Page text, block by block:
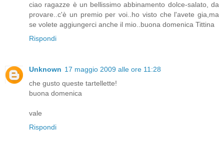
ciao ragazze è un bellissimo abbinamento dolce-salato, da
provare..c'è un premio per voi..ho visto che l'avete gia,ma
se volete aggiungerci anche il mio..buona domenica Tittina
Rispondi
Unknown 17 maggio 2009 alle ore 11:28
che gusto queste tartellette!
buona domenica
vale
Rispondi